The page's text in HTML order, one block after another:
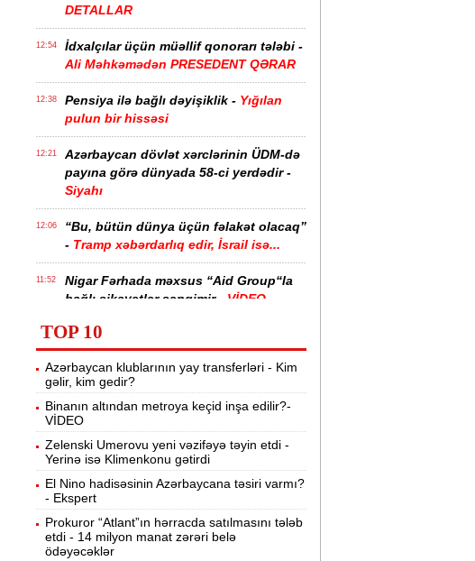
DETALLAR
12:54
İdxalçılar üçün müəllif qonorarı tələbi -
Ali Məhkəmədən PRESEDENT QƏRAR
12:38 Pensiya ilə bağlı dəyişiklik - Yığılan
pulun bir hissəsi
12:21
Azərbaycan dövlət xərclərinin ÜDM-də
payına görə dünyada 58-ci yerdədir -
Siyahı
12:06
“Bu, bütün dünya üçün fəlakət olacaq”
- Tramp xəbərdarlıq edir, İsrail isə...
11:52
Nigar Fərhada məxsus “Aid Group“la
bağlı şikayətlər səngimir - VİDEO
11:36
Əhalimizin yarısı bu xəstəlikdən
əziyyət çəkir -Səbəb
11:19
Azərbaycanda işçi axtarılır -
Əməkhaqqı 10 min manatdır
11:04
Kartdan istədiyiniz qədər köçürmə edə
bilərsiniz -VİDEO
10:50
Ər-arvadın yanaraq ölməsinə görə
həbs edilən var -
Evdən 15 min də
oğurlanıb
TOP 10
Azərbaycan klublarının yay transferləri - Kim
gəlir, kim gedir?
Binanın altından metroya keçid inşa edilir?-
VİDEO
Zelenski Umerovu yeni vəzifəyə təyin etdi -
Yerinə isə Klimenkonu gətirdi
El Nino hadisəsinin Azərbaycana təsiri varmı?
- Ekspert
Prokuror “Atlant”ın hərracda satılmasını tələb
etdi - 14 milyon manat zərəri belə
ödəyəcəklər